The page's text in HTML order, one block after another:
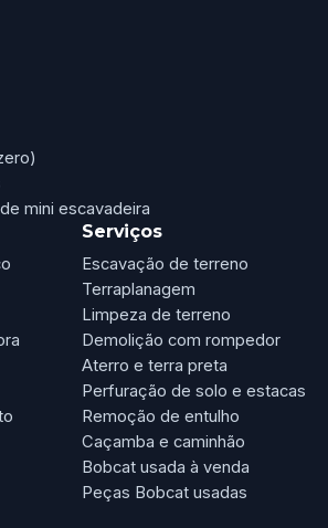
mini escavadeira
Serviços
Escavação de terreno
Terraplanagem
Limpeza de terreno
Demolição com rompedor
Aterro e terra preta
Perfuração de solo e estacas
Remoção de entulho
Caçamba e caminhão
Bobcat usada à venda
Peças Bobcat usadas